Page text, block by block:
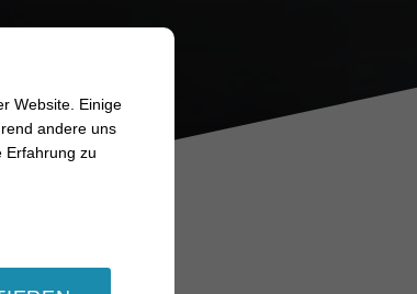
Website. Einige
andere uns
Erfahrung zu